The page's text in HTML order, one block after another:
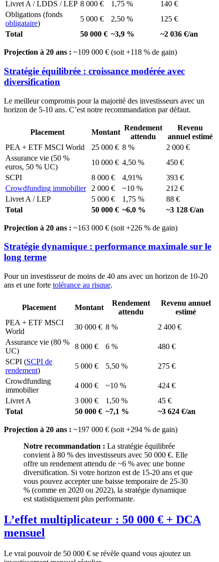
Livret A / LDDS / LEP 8 000 € 1,75 %
140 €
Obligations (fonds
obligataire)
5 000 € 2,50 %
125 €
Total
50 000 € ~3,9 % ~2 036 €/an
Projection à 20 ans : ~109 000 € (soit +118 % de gain)
Stratégie équilibrée : croissance modérée avec
diversification
Le meilleur compromis pour la majorité des investisseurs avec un
horizon de 5-10 ans. C’est notre recommandation par défaut.
Placement Montant
Rendement
attendu
Revenu
annuel estimé
PEA + ETF MSCI World
25 000 € 8 %
2 000 €
Assurance vie (50 %
euros, 50 % UC)
10 000 € 4,50 %
450 €
SCPI
8 000 € 4,91%
393 €
Crowdfunding immobilier
2 000 € ~10 %
212 €
Livret A / LEP
5 000 € 1,75 %
88 €
Total
50 000 € ~6,0 % ~3 128 €/an
Projection à 20 ans : ~163 000 € (soit +226 % de gain)
Stratégie dynamique : performance maximale sur le
long terme
Pour un investisseur de moins de 40 ans avec un horizon de 10-20
ans et une forte tolérance au risque.
Placement Montant
Rendement
attendu
Revenu annuel
estimé
PEA + ETF MSCI
World
30 000 € 8 %
2 400 €
Assurance vie (80 %
UC)
8 000 € 6 %
480 €
SCPI (SCPI de
rendement)
5 000 € 5,50 %
275 €
Crowdfunding
immobilier
4 000 € ~10 %
424 €
Livret A
3 000 € 1,50 %
45 €
Total
50 000 € ~7,1 % ~3 624 €/an
Projection à 20 ans : ~197 000 € (soit +294 % de gain)
Notre recommandation : La stratégie équilibrée
convient à 80 % des investisseurs avec 50 000 €. Elle
offre un rendement attendu de ~6 % avec une bonne
diversification. Si votre horizon est de 15-20 ans et que
vous pouvez accepter une baisse temporaire de 25-30
% (comme en 2020 ou 2022), la stratégie dynamique
est statistiquement plus performante.
L’effet multiplicateur : 50 000 € + DCA
mensuel
Le vrai pouvoir de 50 000 € se révèle quand vous ajoutez un